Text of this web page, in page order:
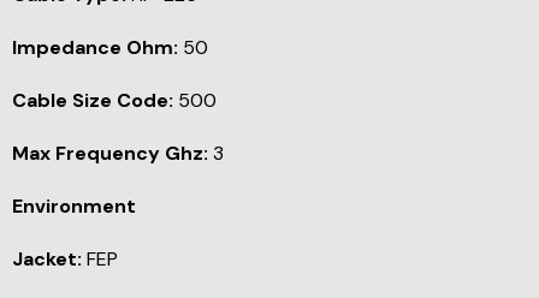
Impedance Ohm: 50
Cable Size Code: 500
Max Frequency Ghz: 3
Environment
Jacket: FEP